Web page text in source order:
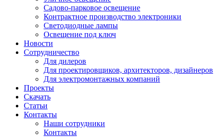
Садово-парковое освещение
Контрактное производство электроники
Светодиодные лампы
Освещение под ключ
Новости
Сотрудничество
Для дилеров
Для проектировщиков, архитекторов, дизайнеров
Для электромонтажных компаний
Проекты
Скачать
Статьи
Контакты
Наши сотрудники
Контакты